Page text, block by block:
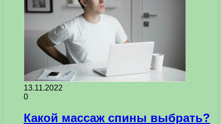
13.11.2022
0
Какой массаж спины выбрать?